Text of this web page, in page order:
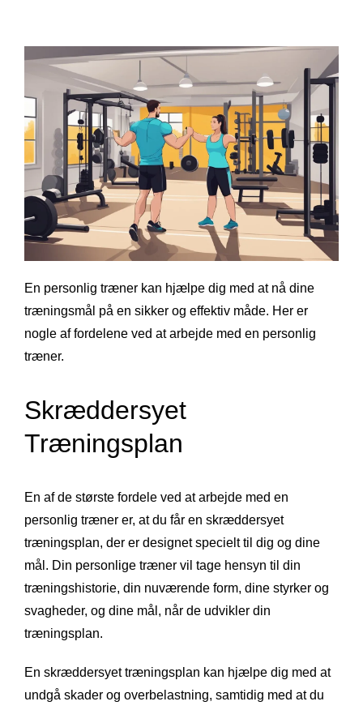
En personlig træner kan hjælpe dig med at nå dine
træningsmål på en sikker og effektiv måde. Her er
nogle af fordelene ved at arbejde med en personlig
træner.
Skræddersyet
Træningsplan
En af de største fordele ved at arbejde med en
personlig træner er, at du får en skræddersyet
træningsplan, der er designet specielt til dig og dine
mål. Din personlige træner vil tage hensyn til din
træningshistorie, din nuværende form, dine styrker og
svagheder, og dine mål, når de udvikler din
træningsplan.
En skræddersyet træningsplan kan hjælpe dig med at
undgå skader og overbelastning, samtidig med at du